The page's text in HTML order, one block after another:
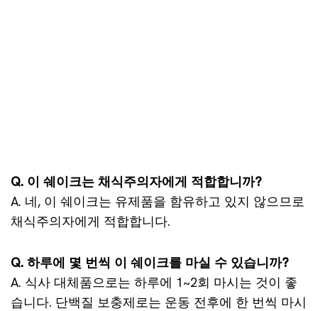
Q. 이 쉐이크는 채식주의자에게 적합합니까?
A. 네, 이 쉐이크는 유제품을 함유하고 있지 않으므로
채식주의자에게 적합합니다.
Q. 하루에 몇 번씩 이 쉐이크를 마실 수 있습니까?
A. 식사 대체품으로는 하루에 1~2회 마시는 것이 좋
습니다. 단백질 보충제로는 운동 전후에 한 번씩 마시